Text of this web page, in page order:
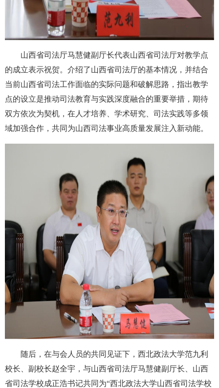
山西省司法厅马慧健副厅长代表山西省司法厅对教学点
的成立表示祝贺。 介绍了山西省司法厅的基本情况，并结合
当前山西省司法工作面临的实际问题和破解思路，指出教学
点的设立是推动司法教育与实践深度融合的重要举措，期待
双方依次为契机，在人才培养、学术研究、司法实践等多领
域加强合作 ， 共同为山西司法事业高质量发展注入新动能。
随后， 在与会人员的共同见证下， 西北政法大学范九利
校长、 副校长赵全宇 ， 与山西省司法厅马慧健副厅长、 山西
省司法学校成正浩书记共同为“西北政法大学山西省司法学校